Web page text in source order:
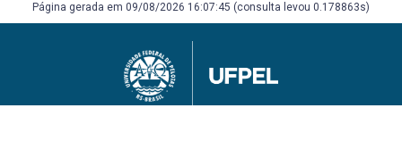
Página gerada em 09/08/2026 16:07:45 (consulta levou 0.178863s)